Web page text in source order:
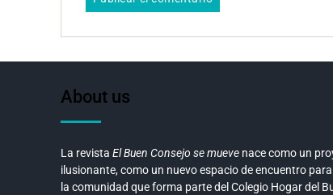
About us
La revista El Buen Consejo se mueve nace como un
ilusionante, como un nuevo espacio de encuentro
la comunidad que forma parte del Colegio Hogar del